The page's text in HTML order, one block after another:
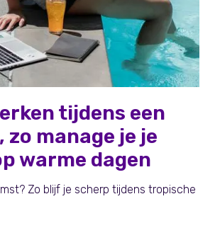
effectiviteittijdens een
manage je je
warme dagen
Zo blijf je scherp tijdens tropische